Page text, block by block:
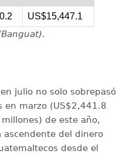
US$15,447.1
julio no solo sobrepasó
en marzo (US$2,441.8
de este año,
del dinero
desde el